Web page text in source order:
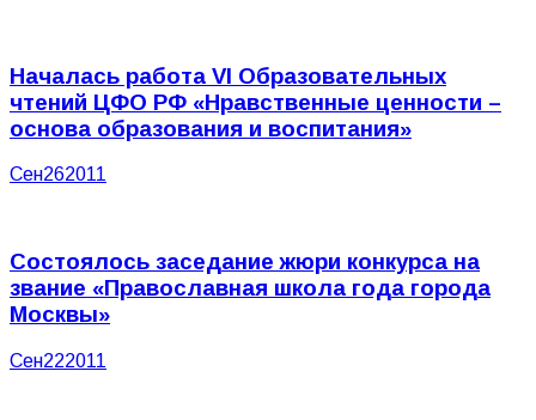
Началась работа VI Образовательных
чтений ЦФО РФ «Нравственные ценности –
основа образования и воспитания»
Сен262011
Состоялось заседание жюри конкурса на
звание «Православная школа года города
Москвы»
Сен222011